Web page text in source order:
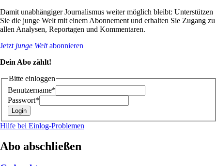
Damit unabhängiger Journalismus weiter möglich bleibt: Unterstützen
Sie die junge Welt mit einem Abonnement und erhalten Sie Zugang zu
allen Analysen, Reportagen und Kommentaren.
Jetzt junge Weltabonnieren
Dein Abo zählt!
Bitte einloggen
Benutzername*
Passwort*
Hilfe bei Einlog-Problemen
Abo abschließen